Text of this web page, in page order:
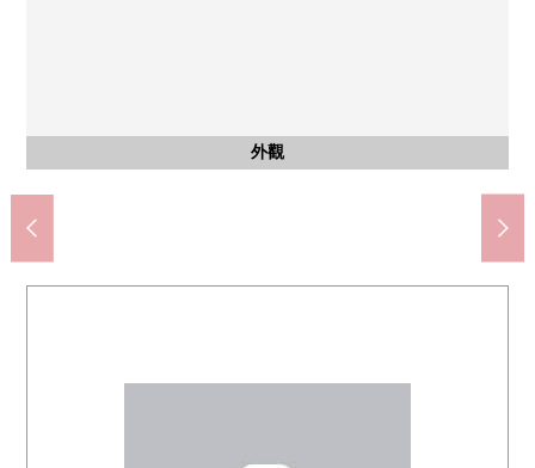
外觀
客廳
客廳
廚房
廚房
洗臉
公共汽車
廁所
客廳
室內
室內
收納
門口
陽台
風景
風景
外觀
入口
共有部分
其他
其他
白金高輪站(東京地鐵南北線)(約400m)
步行5分鐘。
白金AER CITY(約330m)
步行5分鐘。
磷Ｋｏｓｓ白金 The Sky店(約230m)
步行3分鐘。
Lawson古川橋商店(約280m)
步行4分鐘。